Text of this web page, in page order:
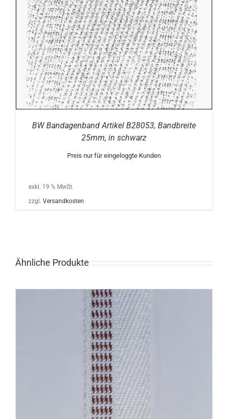
BW Bandagenband Artikel B28053, Bandbreite
25mm, in schwarz
Preis nur für eingeloggte Kunden
exkl. 19 % MwSt.
zzgl. Versandkosten
Ähnliche Produkte